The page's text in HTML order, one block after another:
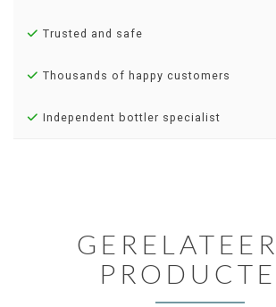
Trusted and safe
Thousands of happy customers
Independent bottler specialist